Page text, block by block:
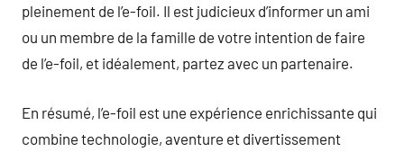
pleinement de l’e-foil. Il est judicieux d’informer un ami
ou un membre de la famille de votre intention de faire
de l’e-foil, et idéalement, partez avec un partenaire.
En résumé, l’e-foil est une expérience enrichissante qui
combine technologie, aventure et divertissement